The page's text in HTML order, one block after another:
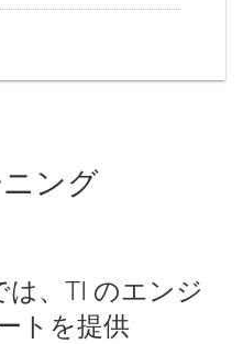
ング
は、TI のエンジ
トを提供